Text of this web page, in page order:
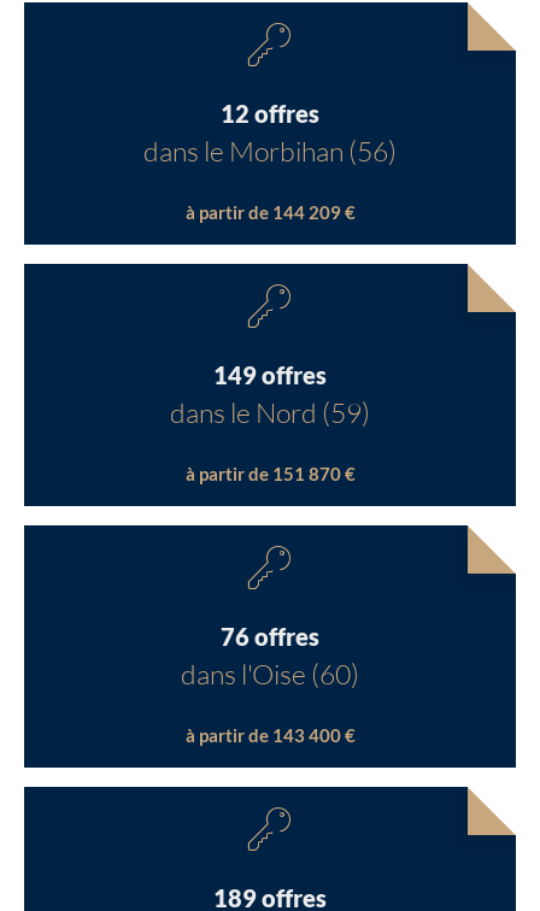
12 offres
dans le Morbihan (56)
à partir de 144 209 €
149 offres
dans le Nord (59)
à partir de 151 870 €
76 offres
dans l'Oise (60)
à partir de 143 400 €
189 offres